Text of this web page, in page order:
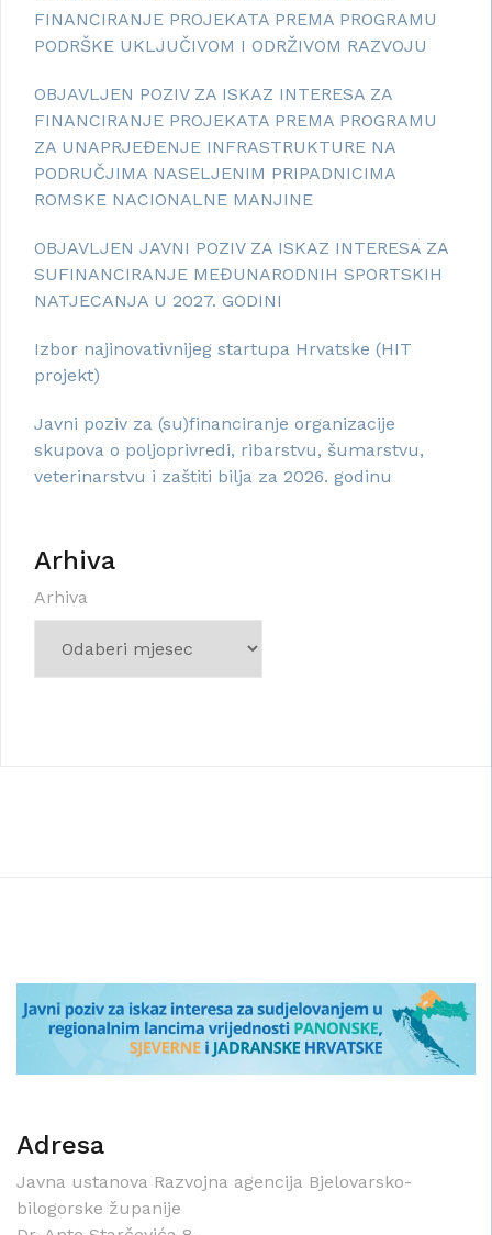
FINANCIRANJE PROJEKATA PREMA PROGRAMU
PODRŠKE UKLJUČIVOM I ODRŽIVOM RAZVOJU
OBJAVLJEN POZIV ZA ISKAZ INTERESA ZA
FINANCIRANJE PROJEKATA PREMA PROGRAMU
ZA UNAPRJEĐENJE INFRASTRUKTURE NA
PODRUČJIMA NASELJENIM PRIPADNICIMA
ROMSKE NACIONALNE MANJINE
OBJAVLJEN JAVNI POZIV ZA ISKAZ INTERESA ZA
SUFINANCIRANJE MEĐUNARODNIH SPORTSKIH
NATJECANJA U 2027. GODINI
Izbor najinovativnijeg startupa Hrvatske (HIT
projekt)
Javni poziv za (su)financiranje organizacije
skupova o poljoprivredi, ribarstvu, šumarstvu,
veterinarstvu i zaštiti bilja za 2026. godinu
Arhiva
Arhiva
Adresa
Javna ustanova Razvojna agencija Bjelovarsko-
bilogorske županije